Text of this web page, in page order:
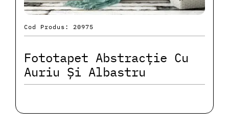
Cod Produs: 20975
Fototapet Abstracție Cu
Auriu Și Albastru